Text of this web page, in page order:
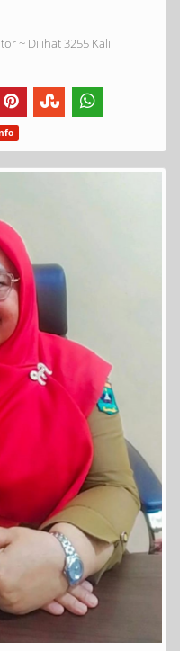
~ Dilihat 3255 Kali